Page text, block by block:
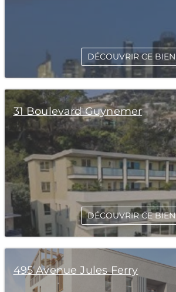
DÉCOUVRIR CE BIEN
31 Boulevard Guynemer
DÉCOUVRIR CE BIEN
495 Avenue Jules Ferry